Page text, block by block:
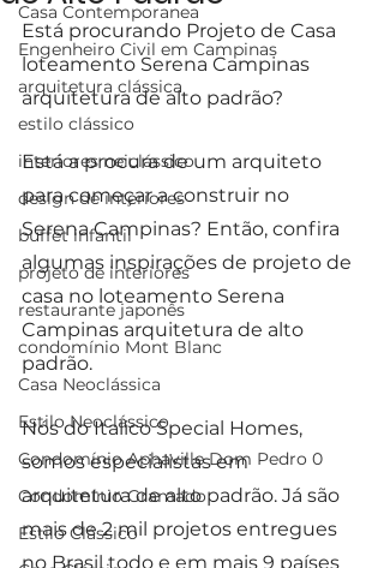
Casa Contemporanea
Engenheiro Civil em Campinas
arquitetura clássica
estilo clássico
interiores neiclássico
design de interiores
buffet infantil
projeto de interiores
restaurante japonês
condomínio Mont Blanc
Casa Neoclássica
Estilo Neoclássico
Condomínio Aphaville Dom Pedro 0
Condomínio Gramado
Estilo Clássico
Está procurando Projeto de Casa
loteamento Serena Campinas
arquitetura de alto padrão?
Está a procura de um arquiteto
para começar a construir no
Serena Campinas? Então, confira
algumas inspirações de projeto de
casa no loteamento Serena
Campinas arquitetura de alto
padrão.
Nós do Italico Special Homes,
somos especialistas em
arquitetura de alto padrão. Já são
mais de 2 mil projetos entregues
no Brasil todo e em mais 9 países